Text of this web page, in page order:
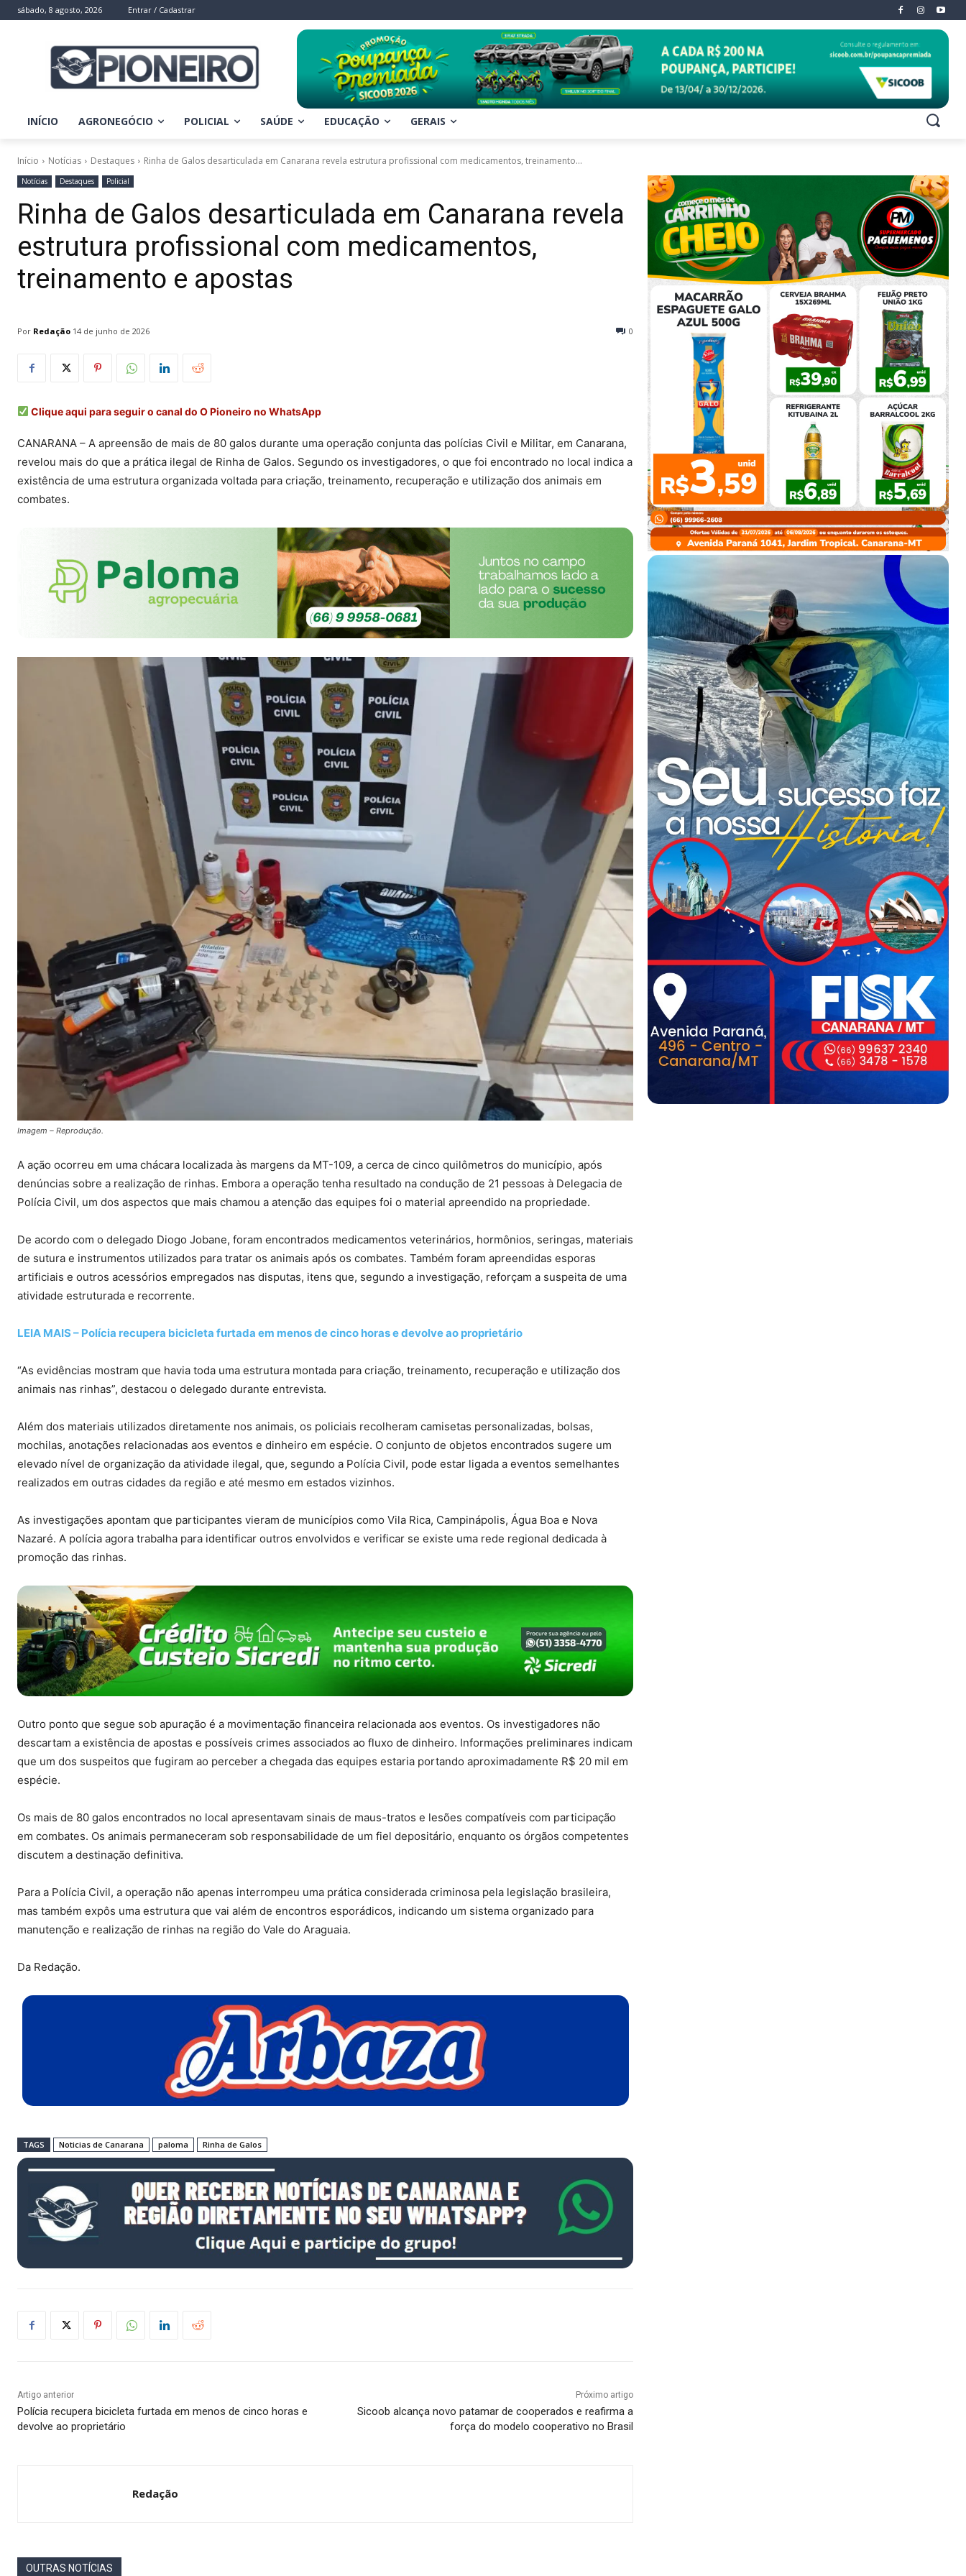
sábado, 8 agosto, 2026 Entrar / Cadastrar
INÍCIO AGRONEGÓCIO POLICIAL SAÚDE EDUCAÇÃO GERAIS
Início Notícias Destaques Rinha de Galos desarticulada em Canarana revela estrutura profissional com medicamentos, treinamento...
Notícias Destaques Policial
Rinha de Galos desarticulada em Canarana revela
estrutura profissional com medicamentos,
treinamento e apostas
Por Redação 0
14 de junho de 2026
Clique aqui para seguir o canal do O Pioneiro no WhatsApp
CANARANA – A apreensão de mais de 80 galos durante uma operação conjunta das polícias Civil e Militar, em Canarana,
revelou mais do que a prática ilegal de Rinha de Galos. Segundo os investigadores, o que foi encontrado no local indica a
existência de uma estrutura organizada voltada para criação, treinamento, recuperação e utilização dos animais em
combates.
Imagem – Reprodução.
A ação ocorreu em uma chácara localizada às margens da MT-109, a cerca de cinco quilômetros do município, após
denúncias sobre a realização de rinhas. Embora a operação tenha resultado na condução de 21 pessoas à Delegacia de
Polícia Civil, um dos aspectos que mais chamou a atenção das equipes foi o material apreendido na propriedade.
De acordo com o delegado Diogo Jobane, foram encontrados medicamentos veterinários, hormônios, seringas, materiais
de sutura e instrumentos utilizados para tratar os animais após os combates. Também foram apreendidas esporas
artificiais e outros acessórios empregados nas disputas, itens que, segundo a investigação, reforçam a suspeita de uma
atividade estruturada e recorrente.
LEIA MAIS – Polícia recupera bicicleta furtada em menos de cinco horas e devolve ao proprietário
“As evidências mostram que havia toda uma estrutura montada para criação, treinamento, recuperação e utilização dos
animais nas rinhas”, destacou o delegado durante entrevista.
Além dos materiais utilizados diretamente nos animais, os policiais recolheram camisetas personalizadas, bolsas,
mochilas, anotações relacionadas aos eventos e dinheiro em espécie. O conjunto de objetos encontrados sugere um
elevado nível de organização da atividade ilegal, que, segundo a Polícia Civil, pode estar ligada a eventos semelhantes
realizados em outras cidades da região e até mesmo em estados vizinhos.
As investigações apontam que participantes vieram de municípios como Vila Rica, Campinápolis, Água Boa e Nova
Nazaré. A polícia agora trabalha para identificar outros envolvidos e verificar se existe uma rede regional dedicada à
promoção das rinhas.
Outro ponto que segue sob apuração é a movimentação financeira relacionada aos eventos. Os investigadores não
descartam a existência de apostas e possíveis crimes associados ao fluxo de dinheiro. Informações preliminares indicam
que um dos suspeitos que fugiram ao perceber a chegada das equipes estaria portando aproximadamente R$ 20 mil em
espécie.
Os mais de 80 galos encontrados no local apresentavam sinais de maus-tratos e lesões compatíveis com participação
em combates. Os animais permaneceram sob responsabilidade de um fiel depositário, enquanto os órgãos competentes
discutem a destinação definitiva.
Para a Polícia Civil, a operação não apenas interrompeu uma prática considerada criminosa pela legislação brasileira,
mas também expôs uma estrutura que vai além de encontros esporádicos, indicando um sistema organizado para
manutenção e realização de rinhas na região do Vale do Araguaia.
Da Redação.
TAGS Noticias de Canarana paloma Rinha de Galos
Artigo anterior
Polícia recupera bicicleta furtada em menos de cinco horas e
devolve ao proprietário
Próximo artigo
Sicoob alcança novo patamar de cooperados e reafirma a
força do modelo cooperativo no Brasil
Redação
OUTRAS NOTÍCIAS